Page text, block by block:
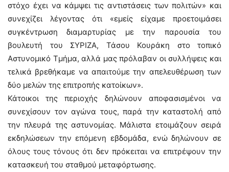
στόχο έχει να κάμψει τις αντιστάσεις των πολιτών» και
συνεχίζει λέγοντας ότι «εμείς είχαμε προετοιμάσει
συγκέντρωση διαμαρτυρίας με την παρουσία του
βουλευτή του ΣΥΡΙΖΑ, Τάσου Κουράκη στο τοπικό
Αστυνομικό Τμήμα, αλλά μας πρόλαβαν οι συλλήψεις και
τελικά βρεθήκαμε να απαιτούμε την απελευθέρωση των
δύο μελών της επιτροπής κατοίκων».
Κάτοικοι της περιοχής δηλώνουν αποφασισμένοι να
συνεχίσουν τον αγώνα τους, παρά την καταστολή από
την πλευρά της αστυνομίας. Μάλιστα ετοιμάζουν σειρά
εκδηλώσεων την επόμενη εβδομάδα, ενώ δηλώνουν σε
όλους τους τόνους ότι δεν πρόκειται να επιτρέψουν την
κατασκευή του σταθμού μεταφόρτωσης.